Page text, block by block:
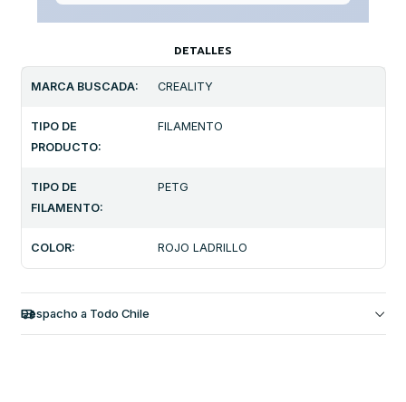
DETALLES
MARCA BUSCADA: CREALITY
TIPO DE
PRODUCTO:
FILAMENTO
TIPO DE
FILAMENTO:
PETG
COLOR: ROJO LADRILLO
Despacho a Todo Chile